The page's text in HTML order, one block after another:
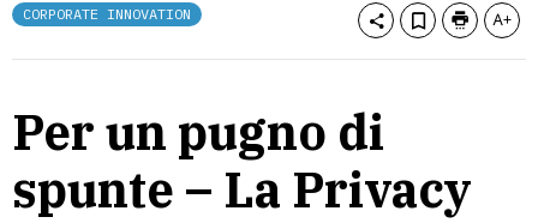
CORPORATE INNOVATION
Per un pugno di
spunte – La Privacy